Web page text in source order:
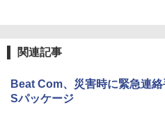
関連記事
Beat Com、災害時に緊急連
Sパッケージ